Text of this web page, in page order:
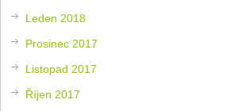
Leden 2018
Prosinec 2017
Listopad 2017
Říjen 2017